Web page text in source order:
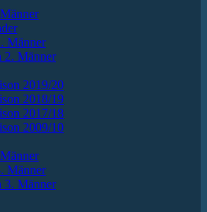
Männer
2. Männer
2019/20
2018/19
2017/18
2009/10
Männer
3. Männer